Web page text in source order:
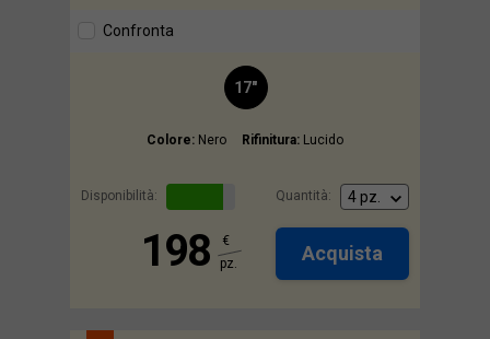
Confronta
17"
Colore: Nero Rifinitura: Lucido
Disponibilità: Quantità:
198
€
pz.
Acquista